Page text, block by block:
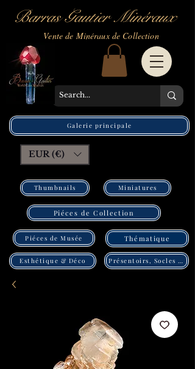
Vente de Minéraux de Collection
Barras Gautier Minéraux
Thumbnails
Piéces de Collection
Piéces de Musée
Miniatures
Galerie principale
Thématique
Esthétique & Déco
EUR (€)